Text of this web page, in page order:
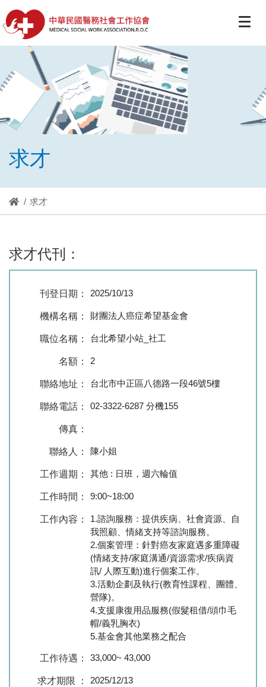
求才
求才
求才代刊：
刊登日期： 2025/10/13
機構名稱： 財團法人癌症希望基金會
職位名稱： 台北希望小站_社工
名額： 2
聯絡地址： 台北市中正區八德路一段46號5樓
聯絡電話： 02-3322-6287 分機155
傳真：
聯絡人： 陳小姐
工作週期： 其他 : 日班，週六輪值
工作時間： 9:00~18:00
工作內容：
1.諮詢服務：提供疾病、社會資源、自
我照顧、情緒支持等諮詢服務。
2.個案管理：針對癌友家庭遇多重障礙
(情緒支持/家庭溝通/資源需求/疾病資
訊/ 人際互動)進行個案工作。
3.活動企劃及執行(教育性課程、團體、
營隊)。
4.支援康復用品服務(假髮租借/頭巾毛
帽/義乳胸衣)
5.基金會其他業務之配合
工作待遇： 33,000~ 43,000
求才期限 ： 2025/12/13